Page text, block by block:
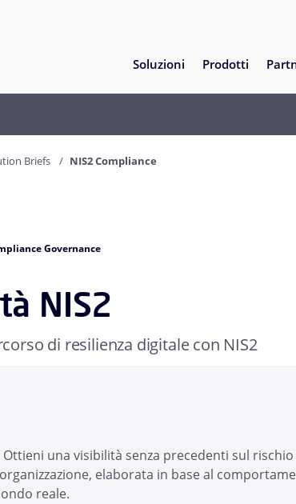
Soluzioni Prodotti
Briefs NIS2 Compliance
Governance
NIS2
di resilienza digitale con NIS2
Ottieni una visibilità senza precedenti sul
elaborata in base al
reale.